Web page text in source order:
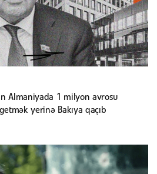
Almaniyada 1 milyon avrosu
yerinə Bakıya qaçıb